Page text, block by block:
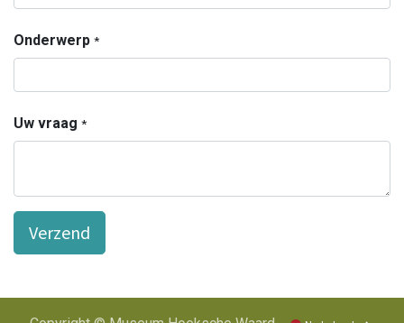
Onderwerp *
Uw vraag *
Verzend